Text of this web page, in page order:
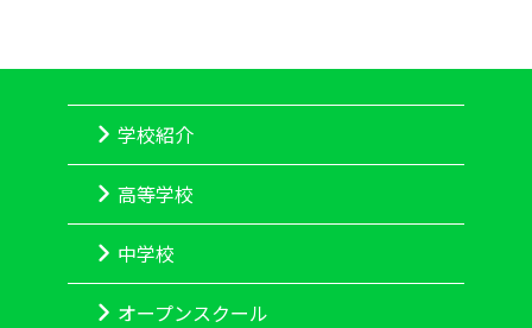
学校紹介
高等学校
中学校
オープンスクール